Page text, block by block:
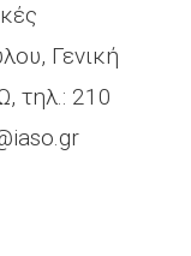
Γενική
τηλ.: 210